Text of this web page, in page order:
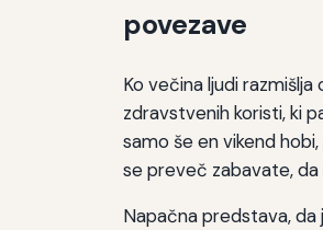
povezave
Ko večina ljudi
zdravstvenih koristi, ki
samo še en vikend
se preveč zabavate,
Napačna predstava,